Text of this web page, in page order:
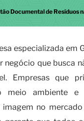
Documental de Resíduos
especializada em
negócio que busca
Empresas que
meio ambiente e
no